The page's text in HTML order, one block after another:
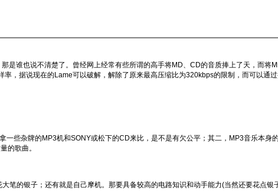
是谁也说不清楚了。曾经网上经常有些所谓的高手将MD、CD的音质捧上了天，而将
，据说现在的Lame可以破解，解除了原来最高压缩比为320kbps的限制，而可以通
杂牌的MP3机和SONY或松下的CD来比，是不是有欠公平；其二，MP3音乐本身
的歌曲。
的银子；还有就是自己摩机。那要具备较高的电路知识和动手能力(当然还要花点银